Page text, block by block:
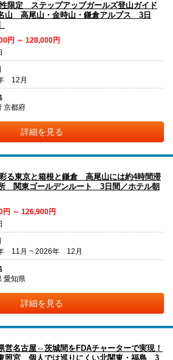
限定 ステップアップガールズ登山ガイド
山 高尾山・金時山・鎌倉アルプス 3日
円 ～ 128,000円
12月
京都府
詳細を見る
彩る東京と箱根と鎌倉 高尾山には約4時間滞
関東ゴールデンルート 3日間／ホテル朝
円 ～ 126,900円
11月 ~ 2026年 12月
愛知県
詳細を見る
営名古屋⇔茨城間をFDAチャーターで実現！
照宮 個人では巡りにくい北関東・福島 3